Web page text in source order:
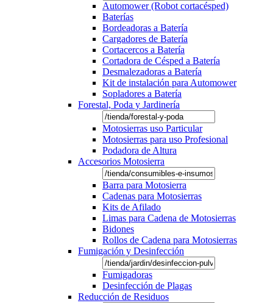
Automower (Robot cortacésped)
Baterías
Bordeadoras a Batería
Cargadores de Batería
Cortacercos a Batería
Cortadora de Césped a Batería
Desmalezadoras a Batería
Kit de instalación para Automower
Sopladores a Batería
Forestal, Poda y Jardinería
Motosierras uso Particular
Motosierras para uso Profesional
Podadora de Altura
Accesorios Motosierra
Barra para Motosierra
Cadenas para Motosierras
Kits de Afilado
Limas para Cadena de Motosierras
Bidones
Rollos de Cadena para Motosierras
Fumigación y Desinfección
Fumigadoras
Desinfección de Plagas
Reducción de Residuos